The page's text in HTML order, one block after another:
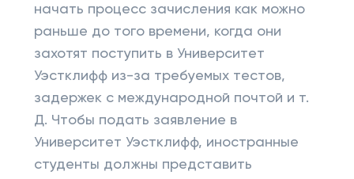
начать процесс зачисления как можно
раньше до того времени, когда они
захотят поступить в Университет
Уэстклифф из-за требуемых тестов,
задержек с международной почтой и т.
Д. Чтобы подать заявление в
Университет Уэстклифф, иностранные
студенты должны представить